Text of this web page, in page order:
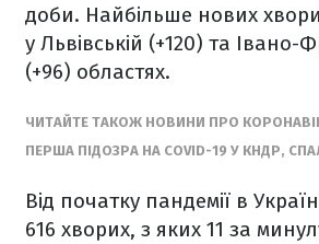
доби. Найбільше нових
у Львівській (+120) та Івано-
(+96) областях.
ЧИТАЙТЕ ТАКОЖ НОВИНИ ПРО
ПЕРША ПІДОЗРА НА COVID-19 У КНДР,
Від початку пандемії в
616 хворих, з яких 11 за